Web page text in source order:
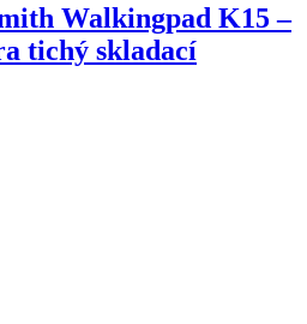
Walkingpad K15 –
tichý skladací